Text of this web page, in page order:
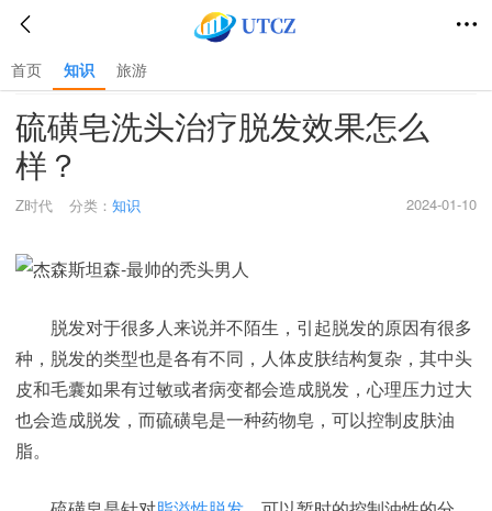
首页 知识 旅游
首页 知识>
硫磺皂洗头治疗脱发效果怎么
样？
Z时代 2024-01-10
分类： 知识
脱发对于很多人来说并不陌生，引起脱发的原因有很多
种，脱发的类型也是各有不同，人体皮肤结构复杂，其中头
皮和毛囊如果有过敏或者病变都会造成脱发，心理压力过大
也会造成脱发，而硫磺皂是一种药物皂，可以控制皮肤油
脂。